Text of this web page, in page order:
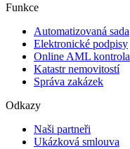
Funkce
Automatizovaná sada​
Elektronické podpisy​
Online AML kontrola
Katastr nemovitostí
Správa zakázek
Odkazy
Naši partneři
Ukázková smlouva